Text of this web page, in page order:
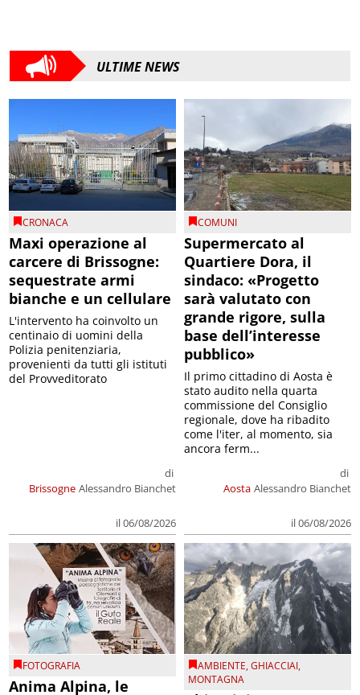
ULTIME NEWS
CRONACA
Maxi operazione al
carcere di Brissogne:
sequestrate armi
bianche e un cellulare
Brissogne
di
Alessandro Bianchet
il 06/08/2026
L'intervento ha coinvolto un
centinaio di uomini della
Polizia penitenziaria,
provenienti da tutti gli istituti
del Provveditorato
COMUNI
Supermercato al
Quartiere Dora, il
sindaco: «Progetto
sarà valutato con
grande rigore, sulla
base dell’interesse
pubblico»
Aosta
di
Alessandro Bianchet
il 06/08/2026
Il primo cittadino di Aosta è
stato audito nella quarta
commissione del Consiglio
regionale, dove ha ribadito
come l'iter, al momento, sia
ancora ferm...
FOTOGRAFIA
Anima Alpina, le
AMBIENTE,GHIACCIAI,
MONTAGNA